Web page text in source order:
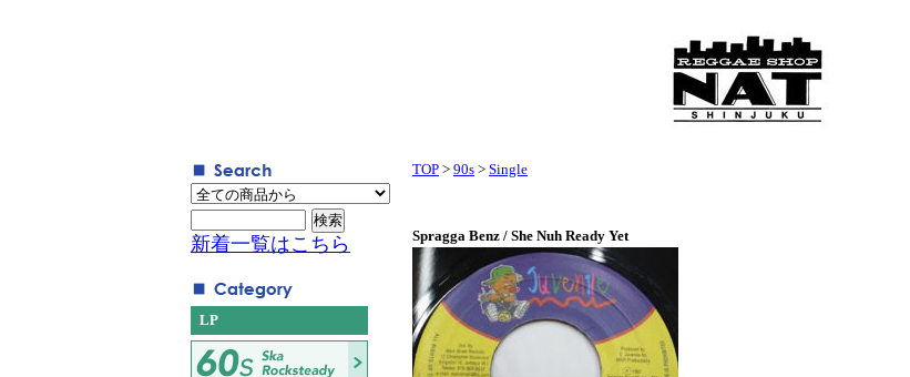
TOP > 90s > Single
Spragga Benz / She Nuh Ready Yet
新着一覧はこちら
LP